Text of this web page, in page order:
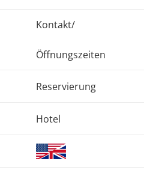
Kontakt/
Öffnungszeiten
Reservierung
Hotel